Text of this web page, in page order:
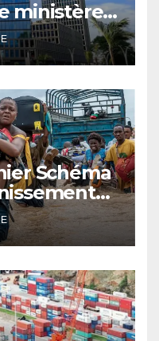
ministère
au
Schéma
des